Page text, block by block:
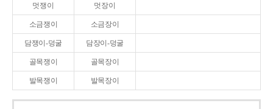
멋쟁이 멋장이
소금쟁이 소금장이
담쟁이-덩굴 담장이-덩굴
골목쟁이 골목장이
발목쟁이 발목장이